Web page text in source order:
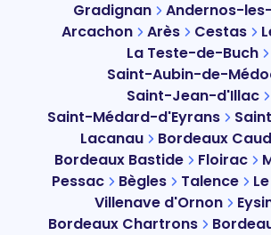
Gradignan
Andernos-
Arcachon
Arès Cestas
La Teste-de-Buch
Saint-Aubin-de-
Saint-Jean-d'Illac
Saint-Médard-d'Eyrans
Lacanau
Bordeaux
Bordeaux Bastide
Floirac
Pessac
Bègles Talence
Villenave d'Ornon
Bordeaux Chartrons